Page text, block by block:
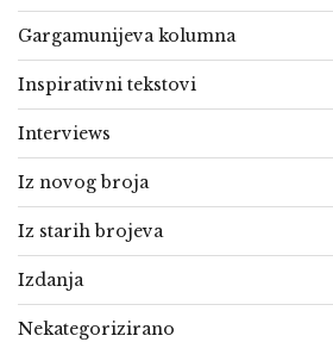
Gargamunijeva kolumna
Inspirativni tekstovi
Interviews
Iz novog broja
Iz starih brojeva
Izdanja
Nekategorizirano